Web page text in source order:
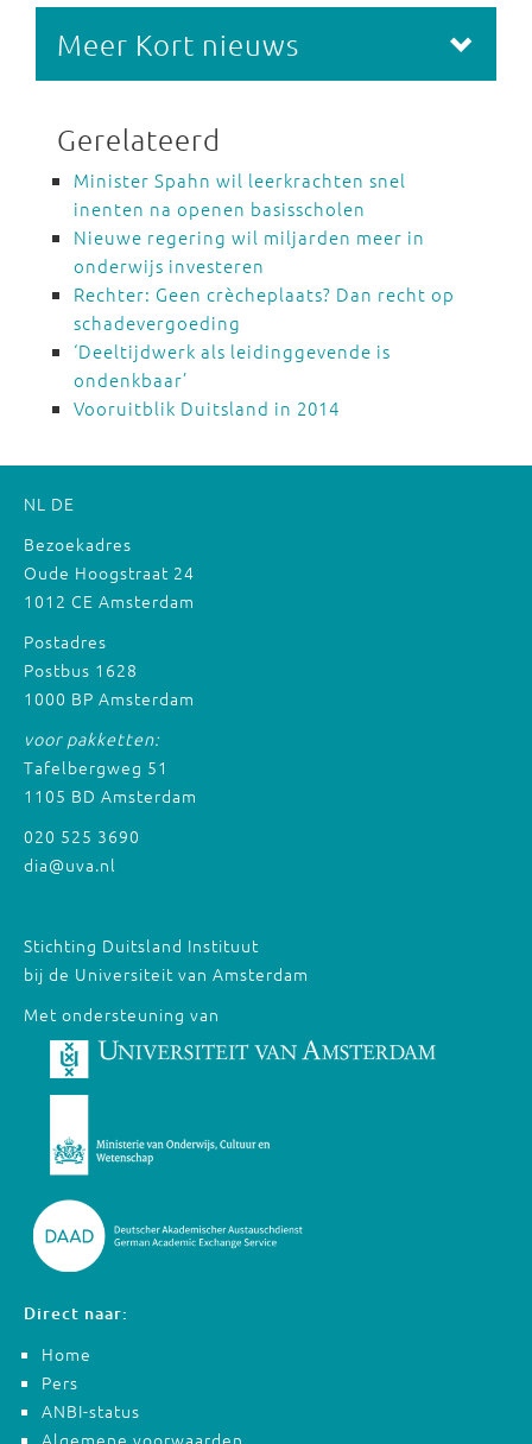
Meer Kort nieuws
Gerelateerd
Minister Spahn wil leerkrachten snel
inenten na openen basisscholen
Nieuwe regering wil miljarden meer in
onderwijs investeren
Rechter: Geen crècheplaats? Dan recht op
schadevergoeding
‘Deeltijdwerk als leidinggevende is
ondenkbaar’
Vooruitblik Duitsland in 2014
NL DE
Bezoekadres
Oude Hoogstraat 24
1012 CE Amsterdam
Postadres
Postbus 1628
1000 BP Amsterdam
voor pakketten:
Tafelbergweg 51
1105 BD Amsterdam
020 525 3690
dia@uva.nl
Stichting Duitsland Instituut
bij de Universiteit van Amsterdam
Met ondersteuning van
Direct naar:
Home
Pers
ANBI-status
Algemene voorwaarden